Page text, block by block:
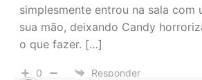
simplesmente entrou na sala com
sua mão, deixando Candy
o que fazer. […]
0
Responder